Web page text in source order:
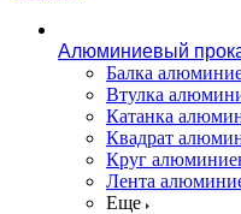
Алюминиевый
Балка
Втулка
Катанка
Квадрат
Круг
Лента
Еще